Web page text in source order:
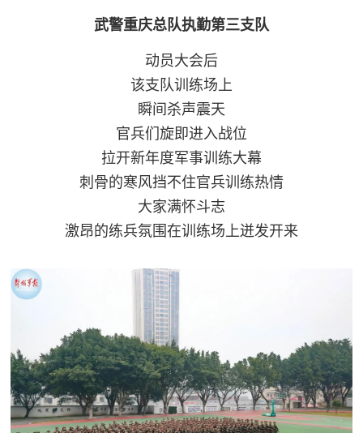
武警重庆总队执勤第三支队
动员大会后
该支队训练场上
瞬间杀声震天
官兵们旋即进入战位
拉开新年度军事训练大幕
刺骨的寒风挡不住官兵训练热情
大家满怀斗志
激昂的练兵氛围在训练场上迸发开来